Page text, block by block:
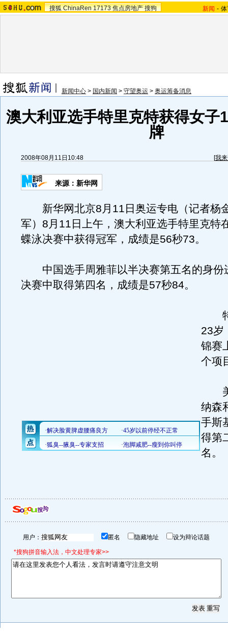
搜狐 ChinaRen 17173 焦点房地产 搜狗 新闻 -
新闻中心 > 国内新闻 > 守望奥运 > 奥运筹备消息
澳大利亚选手特里克特获得女子
牌
2008年08月11日10:48 [我
来源：新华网
新华网北京8月11日奥运专电（记者杨
军）8月11日上午，澳大利亚选手特里克特
蝶泳决赛中获得冠军，成绩是56秒73。
中国选手周雅菲以半决赛第五名的身份
决赛中取得第四名，成绩是57秒84。
特
23岁
锦赛
个项
美
纳森
手斯
得第
名。
用户： 匿名 隐藏地址 设为辩论话题
*搜狗拼音输入法，中文处理专家>>